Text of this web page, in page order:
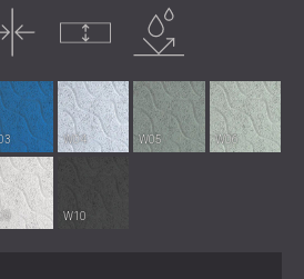
& PANOURI ACUSTICE
TEATRE
FONICĂ ȘI ACUSTICĂ
COMERCIALE
ȘI ACUSTICĂ PENTRU
& PANOURI ACUSTICE
(ZA)
W04 W05 W06
W10